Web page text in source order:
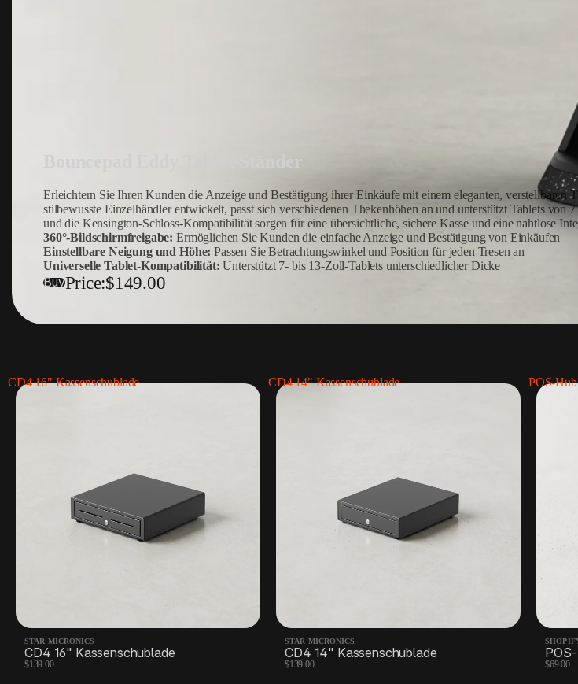
CD4 16" Kassenschublade
STAR MICRONICS
CD4 16" Kassenschublade
$139.00
CD4 14" Kassenschublade
STAR MICRONICS
CD4 14" Kassenschublade
$139.00
POS-Hub
$69.00
Bouncepad Eddy Tablet-Ständer
Erleichtern Sie Ihren Kunden die Anzeige und Bestätigung ihrer Einkäufe mit einem eleganten, verstellbaren
stilbewusste Einzelhändler entwickelt, passt sich verschiedenen Thekenhöhen an und unterstützt Tablets
und die Kensington-Schloss-Kompatibilität sorgen für eine übersichtliche, sichere Kasse und eine nahtlose
360°-Bildschirmfreigabe: Ermöglichen Sie Kunden die einfache Anzeige und Bestätigung von Einkäufen
Einstellbare Neigung und Höhe: Passen Sie Betrachtungswinkel und Position für jeden Tresen an
Universelle Tablet-Kompatibilität: Unterstützt 7- bis 13-Zoll-Tablets unterschiedlicher Dicke
BuyPrice:$149.00